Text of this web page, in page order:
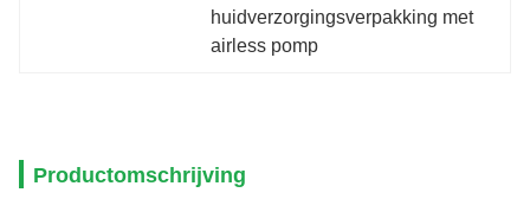
huidverzorgingsverpakking met
airless pomp
Productomschrijving